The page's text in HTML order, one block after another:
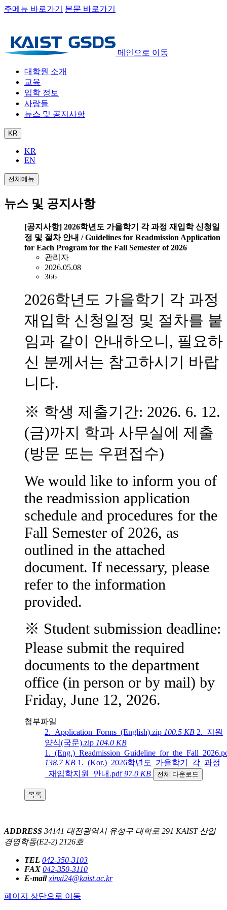
주메뉴 바로가기 본문 바로가기
메인으로 이동
대학원 소개
교육
입학 정보
사람들
뉴스 및 공지사항
KR
KR
EN
전체메뉴
뉴스 및 공지사항
[공지사항] 2026학년도 가을학기 각 과정 재입학 신청일
정 및 절차 안내 / Guidelines for Readmission Application
for Each Program for the Fall Semester of 2026
관리자
2026.05.08
366
2026학년도 가을학기 각 과정
재입학 신청일정 및 절차를 붙
임과 같이 안내하오니, 필요하
신 분께서는 참고하시기 바랍
니다.
※ 학생 제출기간: 2026. 6. 12.
(금)까지 학과 사무실에 제출
(방문 또는 우편접수)
We would like to inform you of
the readmission application
schedule and procedures for the
Fall Semester of 2026, as
outlined in the attached
document. If necessary, please
refer to the information
provided.
※ Student submission deadline:
Please submit the required
documents to the department
office (in person or by mail) by
Friday, June 12, 2026.
첨부파일
2._Application_Forms_(English).zip 100.5 KB 2._지원
양식(국문).zip 104.0 KB
138.7 KB 1._(Kor.)_2026학년도_가을학기_각_과정
_재입학지원_안내.pdf 97.0 KB 전체 다운로드
목록
ADDRESS 34141 대전광역시 유성구 대학로 291 KAIST 산업
경영학동(E2-2) 2126호
TEL 042-350-3103
FAX 042-350-3110
E-mail xinxi24@kaist.ac.kr
페이지 상단으로 이동